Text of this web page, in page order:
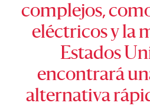
complejos,
eléctricos y la
Estados
encontrará
alternativa